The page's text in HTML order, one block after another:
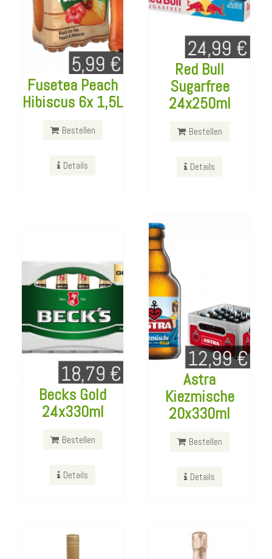
Fusetea Peach
Hibiscus 6x 1,5L
Bestellen
Details
Red Bull
Sugarfree
24x250ml
Bestellen
Details
Becks Gold
24x330ml
Bestellen
Details
Becks Gold
24x330ml
Bestellen
Astra
Kiezmische
20x330ml
Bestellen
Details
Astra
Kiezmische
20x330ml
Italia Villa Mondi
Trebbiano
Trocken 1L
Mumm Dry
Jahrgangssekt
750ml